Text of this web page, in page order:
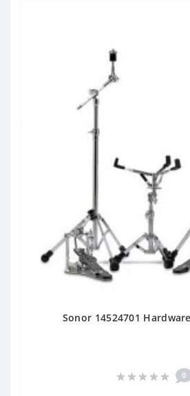
Sonor 14524701
0